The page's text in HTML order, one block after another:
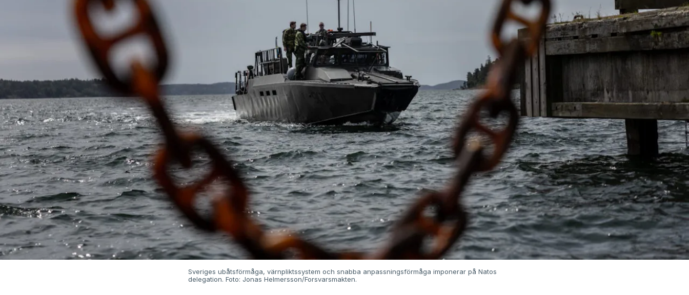
Sveriges ubåtsförmåga, värnpliktssystem och snabba anpassningsförmåga imponerar på Natos
delegation. Foto: Jonas Helmersson/Forsvarsmakten.